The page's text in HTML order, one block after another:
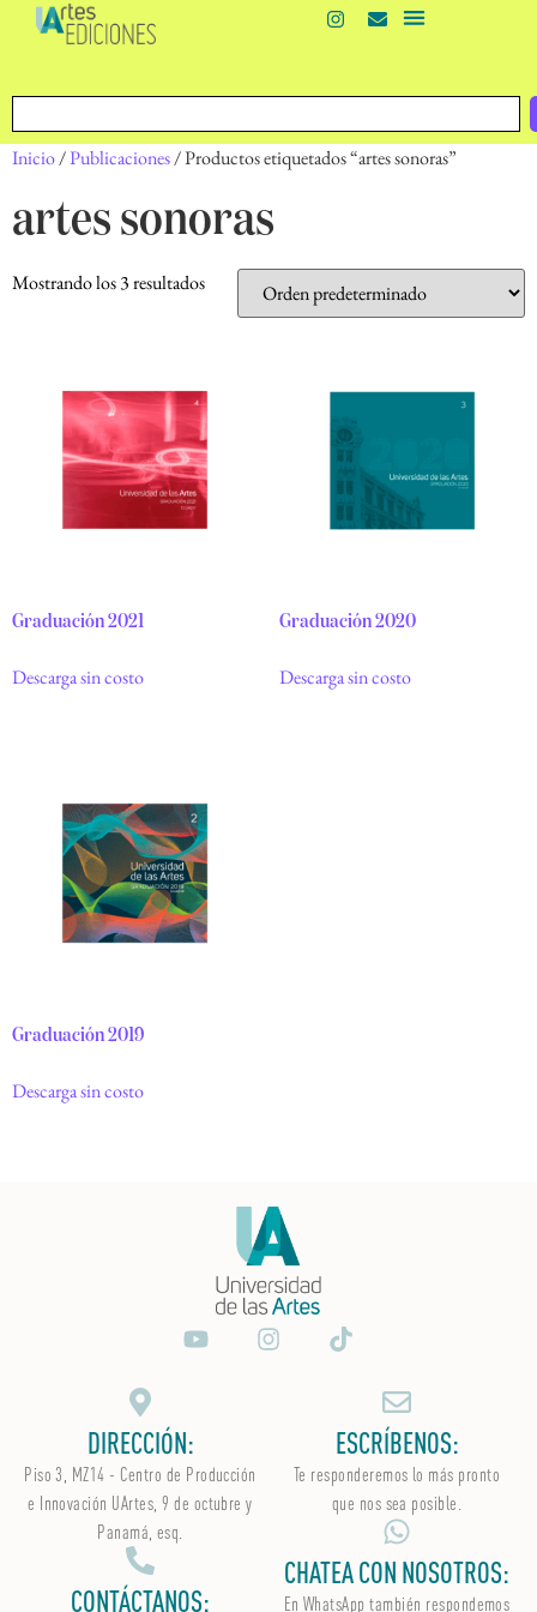
Inicio/Publicaciones/ Productos etiquetados “artes sonoras”
artes sonoras
Mostrando los 3 resultados
Graduación 2021
Descarga sin costo
Graduación 2020
Descarga sin costo
Graduación 2019
Descarga sin costo
DIRECCIÓN:
Piso 3, MZ14 - Centro de Producción
e Innovación UArtes, 9 de octubre y
Panamá, esq.
CONTÁCTANOS:
ESCRÍBENOS:
Te responderemos lo más pronto
que nos sea posible.
CHATEA CON NOSOTROS:
En WhatsApptambién respondemos